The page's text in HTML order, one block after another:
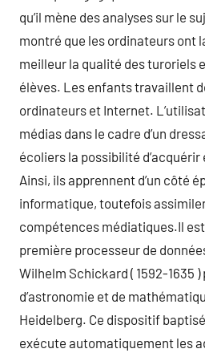
qu’il mène des analyses sur le
montré que les ordinateurs ont
meilleur la qualité des turoriels
élèves. Les enfants travaillent
ordinateurs et Internet.
médias dans le cadre d’un
écoliers la possibilité
Ainsi, ils apprennent d’un côté
informatique, toutefois
compétences médiatiques.Il
première processeur de
Wilhelm Schickard ( 1592-1635
d’astronomie et de
Heidelberg. Ce dispositif
exécute automatiquement les